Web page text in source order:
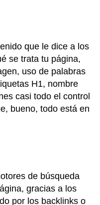
que le dice a los
se trata tu página,
uso de palabras
H1, nombre
casi todo el control
bueno, todo está en
de búsqueda
gracias a los
por los backlinks o